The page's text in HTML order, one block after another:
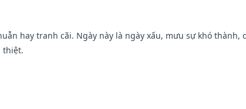
hay tranh cãi. Ngày này là ngày xấu, mưu sự khó thành,
thiệt.